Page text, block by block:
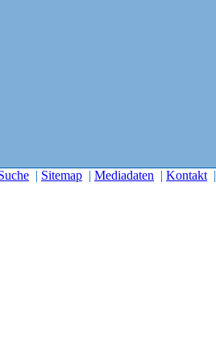
| Sitemap | Mediadaten | Kontakt |